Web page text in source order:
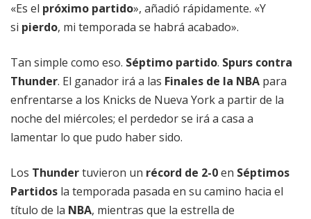
«Es el próximo partido», añadió rápidamente. «Y
si pierdo, mi temporada se habrá acabado».
Tan simple como eso. Séptimo partido. Spurs contra
Thunder. El ganador irá a las Finales de la NBA para
enfrentarse a los Knicks de Nueva York a partir de la
noche del miércoles; el perdedor se irá a casa a
lamentar lo que pudo haber sido.
Los Thundertuvieron un récord de 2-0en Séptimos
Partidos la temporada pasada en su camino hacia el
título de la NBA, mientras que la estrella de